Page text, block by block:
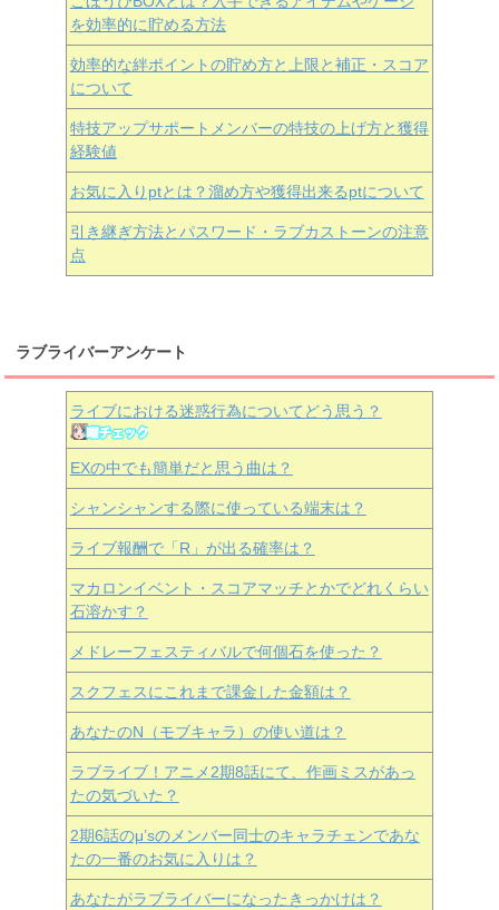
を効率的に貯める方法
効率的な絆ポイントの貯め方と上限と補正・スコア
について
特技アップサポートメンバーの特技の上げ方と獲得
経験値
お気に入りptとは？溜め方や獲得出来るptについて
引き継ぎ方法とパスワード・ラブカストーンの注意
点
ラブライバーアンケート
ライブにおける迷惑行為についてどう思う？
EXの中でも簡単だと思う曲は？
シャンシャンする際に使っている端末は？
ライブ報酬で「R」が出る確率は？
マカロンイベント・スコアマッチとかでどれくらい
石溶かす？
メドレーフェスティバルで何個石を使った？
スクフェスにこれまで課金した金額は？
あなたのN（モブキャラ）の使い道は？
ラブライブ！アニメ2期8話にて、作画ミスがあっ
たの気づいた？
2期6話のμ’sのメンバー同士のキャラチェンであな
たの一番のお気に入りは？
あなたがラブライバーになったきっかけは？